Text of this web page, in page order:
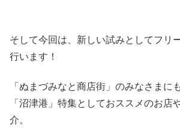
そして今回は、新しい試みとしてフリ
行います！
「ぬまづみなと商店街」のみなさまに
「沼津港」特集としておススメのお店
介。